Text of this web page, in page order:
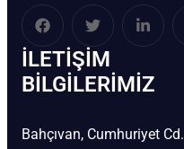
İLETIŞIM
BİLGILERIMIZ
Bahçıvan, Cumhuriyet Cd.